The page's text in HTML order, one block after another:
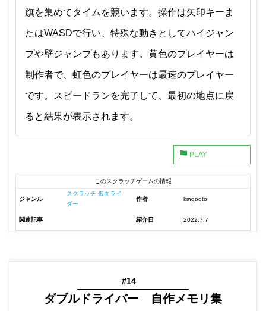
旗を集めてタイムを競います。操作は矢印キーま
たはWASDで行い、特殊な動きとしてハイジャン
プや壁ジャンプもあります。黄色のプレイヤーは
制作者で、虹色のプレイヤーは最速のプレイヤー
です。スピードランを完了して、最初の地点に戻
ると結果が表示されます。
このスクラッチゲームの情報
ジャンル
スクラッチ 仮面ライ
ダー
作者 kingoqto
関連記事 紹介日 2022.7.7
#14
ダブルドライバー 自作メモリ集